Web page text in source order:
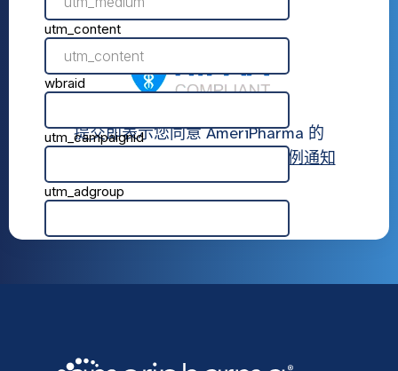
提交即表示您同意 AmeriPharma 的
隐私惯例通知